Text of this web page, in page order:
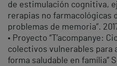
de estimulación cognitiva,
rerapias no farmacológicas
problemas de memoria”.
• Proyecto “T’acompanye:
colectivos vulnerables para
forma saludable en família”